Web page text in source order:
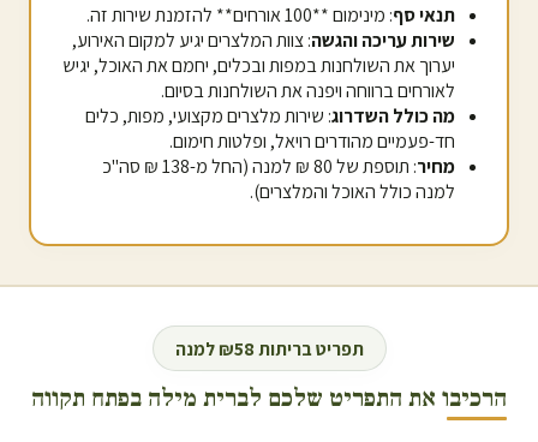
תנאי סף: מינימום **100 אורחים** להזמנת שירות זה.
שירות עריכה והגשה: צוות המלצרים יגיע למקום האירוע,
יערוך את השולחנות במפות ובכלים, יחמם את האוכל, יגיש
לאורחים ברווחה ויפנה את השולחנות בסיום.
מה כולל השדרוג: שירות מלצרים מקצועי, מפות, כלים
חד-פעמיים מהודרים רויאל, ופלטות חימום.
מחיר
: תוספת של 80 ₪ למנה (החל מ-138 ₪ סה"כ
למנה כולל האוכל והמלצרים).
תפריט בריתות ₪58 למנה
הרכיבו את התפריט שלכם לברית מילה בפתח תקווה